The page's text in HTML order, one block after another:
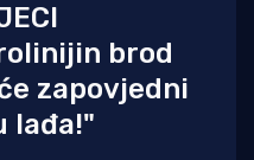
brod
zapovjedni
lađa!"